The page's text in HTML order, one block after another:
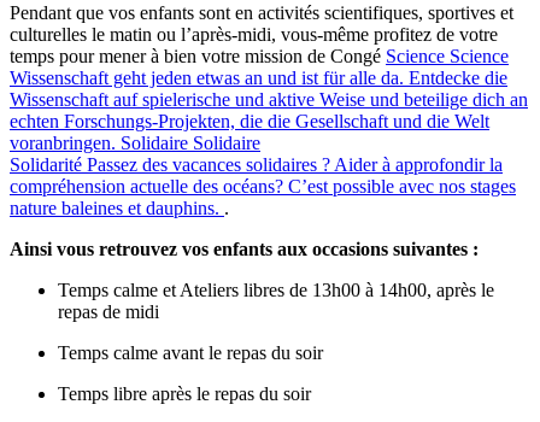
Pendant que vos enfants sont en activités scientifiques, sportives et
culturelles le matin ou l’après-midi, vous-même profitez de votre
temps pour mener à bien votre mission de Congé Science Science
Wissenschaft geht jeden etwas an und ist für alle da. Entdecke die
Wissenschaft auf spielerische und aktive Weise und beteilige dich an
echten Forschungs-Projekten, die die Gesellschaft und die Welt
voranbringen. Solidaire Solidaire
Solidarité Passez des vacances solidaires ? Aider à approfondir la
compréhension actuelle des océans? C’est possible avec nos stages
nature baleines et dauphins. .
Ainsi vous retrouvez vos enfants aux occasions suivantes :
Temps calme et Ateliers libres de 13h00 à 14h00, après le
repas de midi
Temps calme avant le repas du soir
Temps libre après le repas du soir